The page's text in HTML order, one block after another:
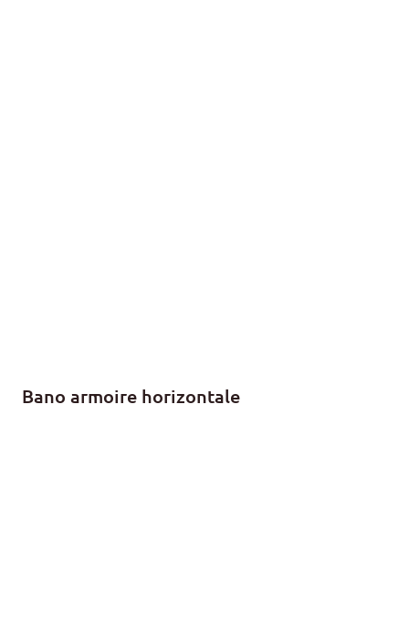
Bano armoire horizontale